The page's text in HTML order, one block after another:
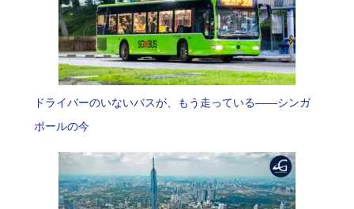
ドライバーのいないバスが、もう走っている――シンガ
ポールの今